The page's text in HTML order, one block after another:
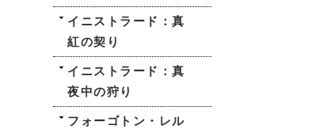
イニストラード：真
紅の契り
イニストラード：真
夜中の狩り
フォーゴトン・レル